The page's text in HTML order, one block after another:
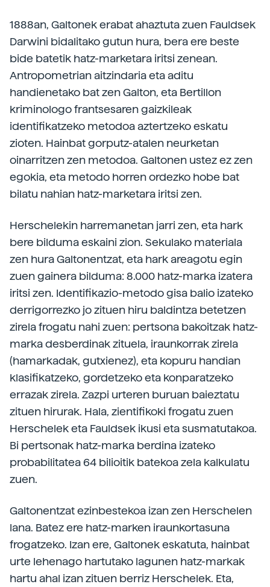
1888an, Galtonek erabat ahaztuta zuen Fauldsek
Darwini bidalitako gutun hura, bera ere beste
bide batetik hatz-marketara iritsi zenean.
Antropometrian aitzindaria eta aditu
handienetako bat zen Galton, eta Bertillon
kriminologo frantsesaren gaizkileak
identifikatzeko metodoa aztertzeko eskatu
zioten. Hainbat gorputz-atalen neurketan
oinarritzen zen metodoa. Galtonen ustez ez zen
egokia, eta metodo horren ordezko hobe bat
bilatu nahian hatz-marketara iritsi zen.
Herschelekin harremanetan jarri zen, eta hark
bere bilduma eskaini zion. Sekulako materiala
zen hura Galtonentzat, eta hark areagotu egin
zuen gainera bilduma: 8.000 hatz-marka izatera
iritsi zen. Identifikazio-metodo gisa balio izateko
derrigorrezko jo zituen hiru baldintza betetzen
zirela frogatu nahi zuen: pertsona bakoitzak hatz-
marka desberdinak zituela, iraunkorrak zirela
(hamarkadak, gutxienez), eta kopuru handian
klasifikatzeko, gordetzeko eta konparatzeko
errazak zirela. Zazpi urteren buruan baieztatu
zituen hirurak. Hala, zientifikoki frogatu zuen
Herschelek eta Fauldsek ikusi eta susmatutakoa.
Bi pertsonak hatz-marka berdina izateko
probabilitatea 64 bilioitik batekoa zela kalkulatu
zuen.
Galtonentzat ezinbestekoa izan zen Herschelen
lana. Batez ere hatz-marken iraunkortasuna
frogatzeko. Izan ere, Galtonek eskatuta, hainbat
urte lehenago hartutako lagunen hatz-markak
hartu ahal izan zituen berriz Herschelek. Eta,